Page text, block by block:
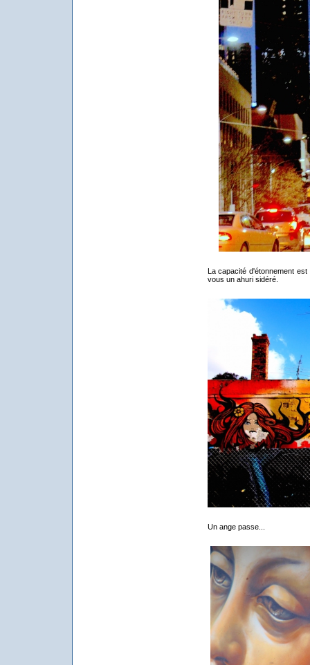
La capacité d'étonnement
vous un ahuri sidéré.
Un ange passe...